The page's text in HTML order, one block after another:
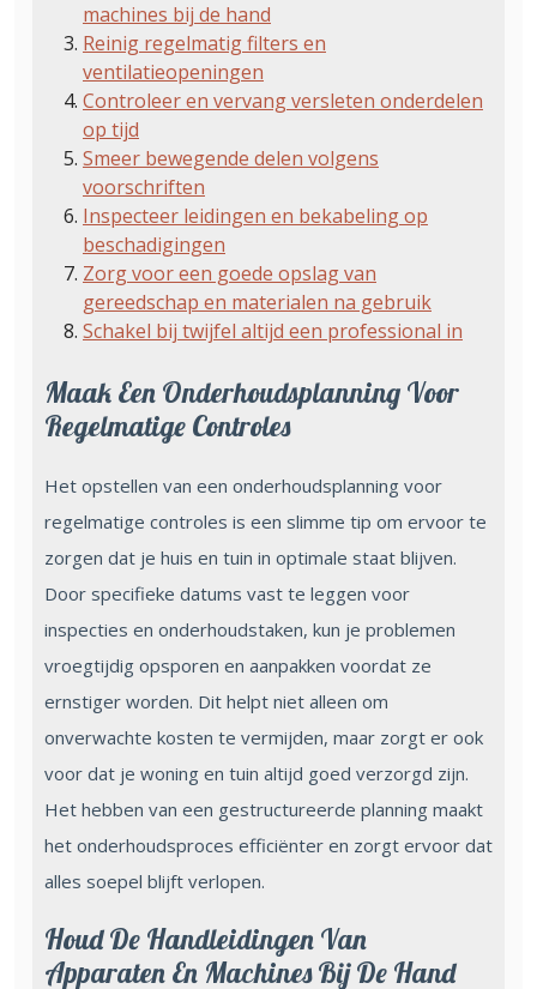
machines bij de hand
Reinig regelmatig filters en
ventilatieopeningen
Controleer en vervang versleten onderdelen
op tijd
Smeer bewegende delen volgens
voorschriften
Inspecteer leidingen en bekabeling op
beschadigingen
Zorg voor een goede opslag van
gereedschap en materialen na gebruik
Schakel bij twijfel altijd een professional in
Maak Een Onderhoudsplanning Voor
Regelmatige Controles
Het opstellen van een onderhoudsplanning voor
regelmatige controles is een slimme tip om ervoor te
zorgen dat je huis en tuin in optimale staat blijven.
Door specifieke datums vast te leggen voor
inspecties en onderhoudstaken, kun je problemen
vroegtijdig opsporen en aanpakken voordat ze
ernstiger worden. Dit helpt niet alleen om
onverwachte kosten te vermijden, maar zorgt er ook
voor dat je woning en tuin altijd goed verzorgd zijn.
Het hebben van een gestructureerde planning maakt
het onderhoudsproces efficiënter en zorgt ervoor dat
alles soepel blijft verlopen.
Houd De Handleidingen Van
Apparaten En Machines Bij De Hand